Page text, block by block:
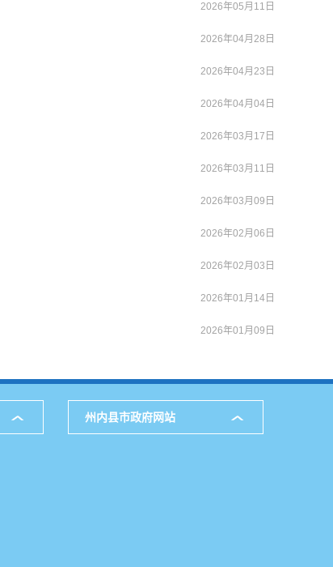
2026年05月11日
2026年04月28日
2026年04月23日
2026年04月04日
2026年03月17日
2026年03月11日
2026年03月09日
2026年02月06日
2026年02月03日
2026年01月14日
2026年01月09日
州内县市政府网站